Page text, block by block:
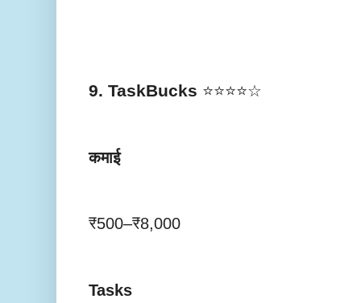
9. TaskBucks ⭐⭐⭐⭐☆
कमाई
₹500–₹8,000
Tasks